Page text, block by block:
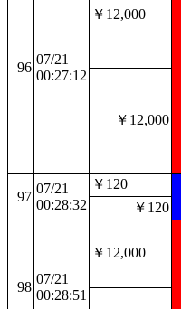
96
07/21
00:27:12
￥12,000
￥12,000
97
07/21
00:28:32
￥120
￥120
98
07/21
00:28:51
￥12,000